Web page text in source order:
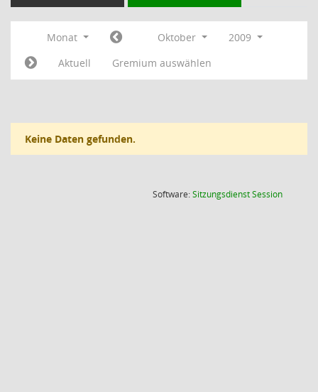
Monat Oktober
2009
Aktuell
Gremium auswählen
Keine Daten gefunden.
Software:SitzungsdienstSession(Wird in